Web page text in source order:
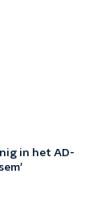
in het AD-